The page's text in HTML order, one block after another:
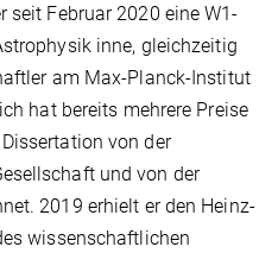
seit Februar 2020 eine W1-
inne, gleichzeitig
am Max-Planck-Institut
hat bereits mehrere Preise
von der
und von der
2019 erhielt er den Heinz-
wissenschaftlichen